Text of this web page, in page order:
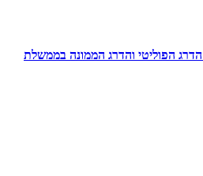
הדרג הפוליטי והדרג הממונה בממשלת